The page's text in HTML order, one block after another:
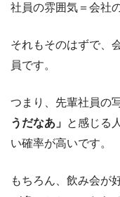
社員の雰囲気＝会社
それもそのはずで、
員です。
つまり、先輩社員の
うだなあ」 と感じる
い確率が高いです。
もちろん、飲み会が